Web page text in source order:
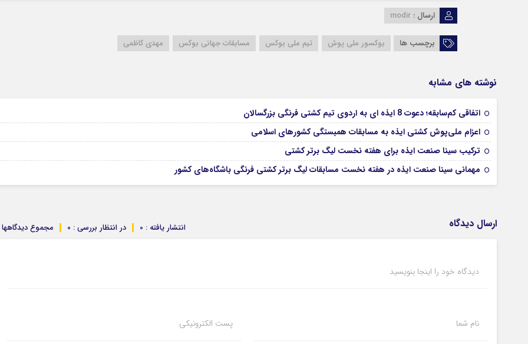
ارسال : modir
برچسب ها بوکسور ملی پوش تیم ملی بوکس مسابقات جهانی بوکس مهدی کاظمی
نوشته های مشابه
اتفاقی کم‌سابقه؛ دعوت 8 ایذه ای به اردوی تیم کشتی فرنگی بزرگسالان
اعزام ملی‌پوش کشتی ایذه به مسابقات همبستگی کشورهای اسلامی
ترکیب سینا صنعت ایذه برای هفته نخست لیگ برتر کشتی
مهمانی سینا صنعت ایذه در هفته نخست مسابقات لیگ برتر کشتی فرنگی باشگاه‌های کشور
ارسال دیدگاه مجموع دیدگاهها : در انتظار بررسی : 0 انتشار یافته : 0
دیدگاه خود را اینجا بنویسید
نام شما پست الکترونیکی